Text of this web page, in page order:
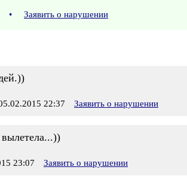
• Заявить о нарушении
22:37 Заявить о нарушении
23:07 Заявить о нарушении